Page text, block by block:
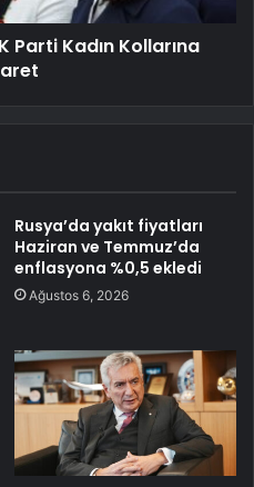
Parti Kadın Kollarına
Rusya’da yakıt fiyatları
Haziran ve Temmuz’da
enflasyona %0,5 ekledi
Ağustos 6, 2026